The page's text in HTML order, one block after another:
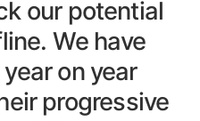
our potential
We have
on year
progressive